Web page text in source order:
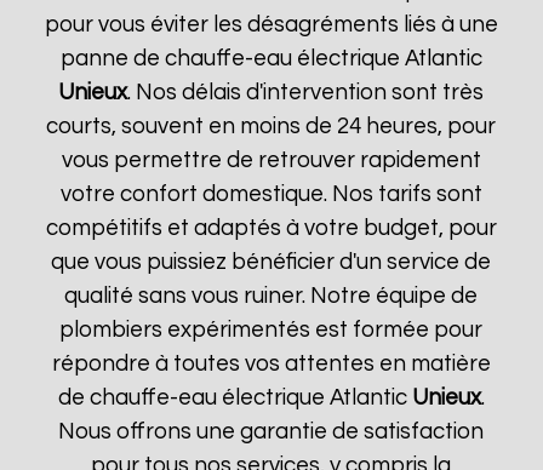
pour vous éviter les désagréments liés à une
panne de chauffe-eau électrique Atlantic
Unieux. Nos délais d'intervention sont très
courts, souvent en moins de 24 heures, pour
vous permettre de retrouver rapidement
votre confort domestique. Nos tarifs sont
compétitifs et adaptés à votre budget, pour
que vous puissiez bénéficier d'un service de
qualité sans vous ruiner. Notre équipe de
plombiers expérimentés est formée pour
répondre à toutes vos attentes en matière
de chauffe-eau électrique Atlantic Unieux.
Nous offrons une garantie de satisfaction